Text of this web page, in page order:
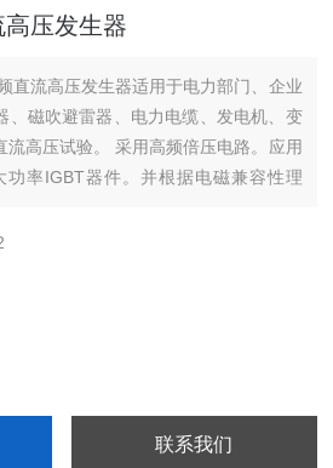
压发生器
直流高压发生器适用于电力部门、企业
、磁吹避雷器、电力电缆、发电机、变
流高压试验。 采用高频倍压电路。应用
功率IGBT器件。并根据电磁兼容性理
额定电压放电而不损坏。
联系我们